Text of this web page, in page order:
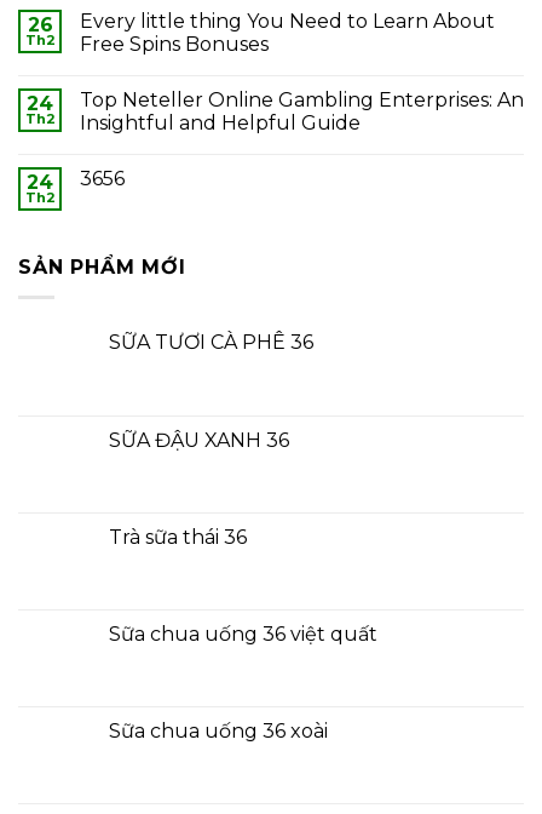
26
Th2
Every little thing You Need to Learn About
Free Spins Bonuses
24
Th2
Top Neteller Online Gambling Enterprises: An
Insightful and Helpful Guide
24
Th2
3656
SẢN PHẨM MỚI
SỮA TƯƠI CÀ PHÊ 36
SỮA ĐẬU XANH 36
Trà sữa thái 36
Sữa chua uống 36 việt quất
Sữa chua uống 36 xoài